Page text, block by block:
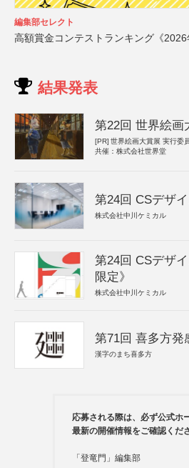
編集部セレクト
高額賞金コンテストランキング《2026
結果発表
第22回 世界絵画
[PR] 世界絵画大賞展 実行委
共催：株式会社世界堂
第24回 CSデザ
株式会社中川ケミカル
第24回 CSデザ
限定》
株式会社中川ケミカル
第71回 喜多方発
漢字のまち喜多方
応募される際は、必ず公式ホ
最新の開催情報をご確認くだ
「登竜門」編集部